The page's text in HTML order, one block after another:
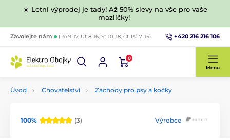
☀️ Letní výprodej je tady! Až 50% slevy na vše pro vaše
mazlíčky!
Zavolejte nám (Po 9-17, Út 8-16, St 10-18, Čt-Pá 7-15) +420 216 216 106
0
Menu
Úvod Chovatelství Záchody pro psy a kočky
100% (3) Výrobce